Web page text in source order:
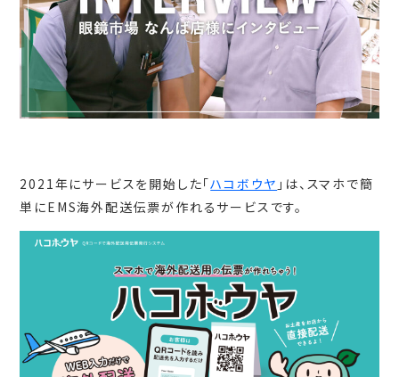
2021年にサービスを開始した「ハコボウヤ 」は、スマホで簡
単にEMS海外配送伝票が作れるサービスです。